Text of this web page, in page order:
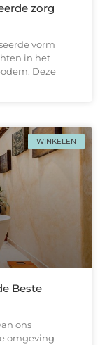
zorg
vorm
in het
Deze
WINKELEN
Beste
ons
omgeving